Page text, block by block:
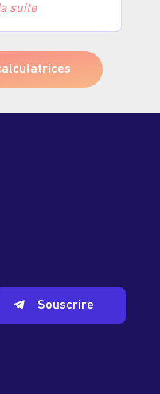
suite
Souscrire